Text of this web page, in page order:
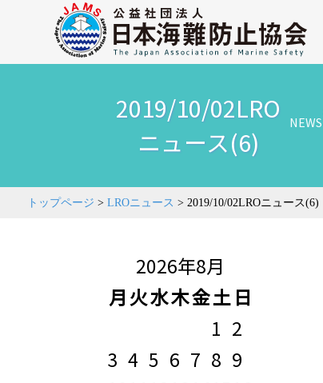
2019/10/02LRO
ニュース(6)
NEWS
トップページ > LROニュース > 2019/10/02LROニュース(6)
2026年8月
月火水木金土 日
1 2
3 4 5 6 7 8 9